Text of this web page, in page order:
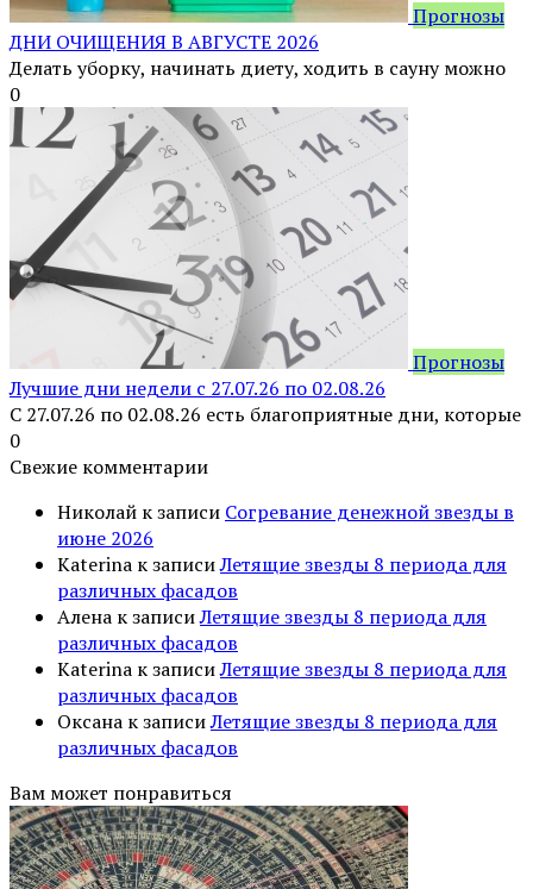
Прогнозы
ДНИ ОЧИЩЕНИЯ В АВГУСТЕ 2026
Делать уборку, начинать диету, ходить в сауну можно
0
Прогнозы
Лучшие дни недели с 27.07.26 по 02.08.26
С 27.07.26 по 02.08.26 есть благоприятные дни, которые
0
Свежие комментарии
Николай к записи Согревание денежной звезды в
июне 2026
Katerina к записиЛетящие звезды 8 периода для
различных фасадов
Алена к записиЛетящие звезды 8 периода для
различных фасадов
Katerina к записиЛетящие звезды 8 периода для
различных фасадов
Оксана к записиЛетящие звезды 8 периода для
различных фасадов
Вам может понравиться